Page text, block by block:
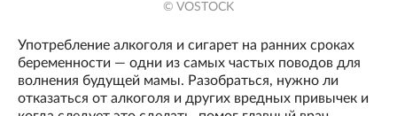
© VOSTOCK
Употребление алкоголя и сигарет на ранних сроках
беременности — одни из самых частых поводов для
волнения будущей мамы. Разобраться, нужно ли
отказаться от алкоголя и других вредных привычек и